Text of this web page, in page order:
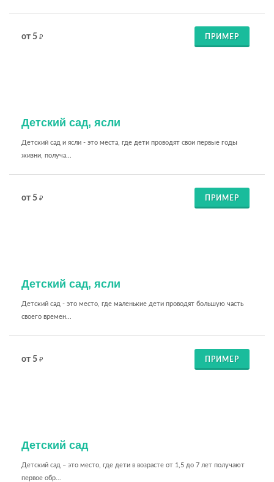
от 5 ₽ ПРИМЕР
Детский сад, ясли
Детский сад и ясли - это места, где дети проводят свои первые годы
жизни, получа...
от 5 ₽ ПРИМЕР
Детский сад, ясли
Детский сад - это место, где маленькие дети проводят большую часть
своего времен...
от 5 ₽ ПРИМЕР
Детский сад
Детский сад – это место, где дети в возрасте от 1,5 до 7 лет получают
первое обр...